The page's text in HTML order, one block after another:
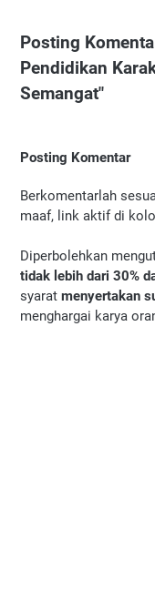
Posting
Pendidikan
Semangat"
Posting Komentar
Berkomentarlah
maaf, link aktif di
Diperbolehkan
tidak lebih dari 30%
syarat menyertakan
menghargai karya